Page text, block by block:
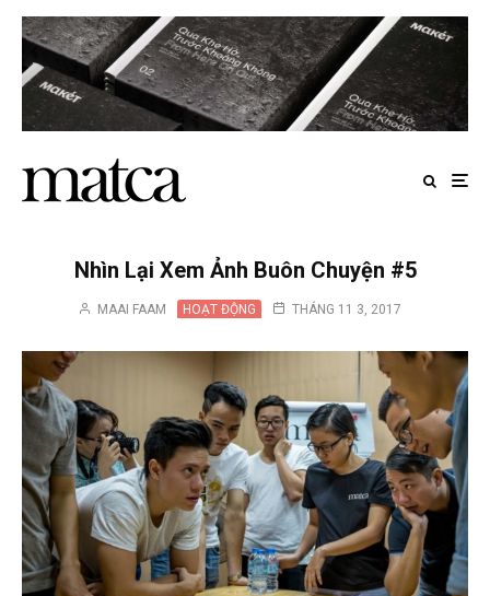
Nhìn Lại Xem Ảnh Buôn Chuyện #5
MAAI FAAM HOẠT ĐỘNG THÁNG 11 3, 2017